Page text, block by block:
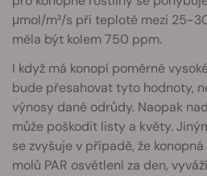
μmol/m²/s při teplotě mezi 25-
měla být kolem 750 ppm.
I když má konopí poměrně
bude přesahovat tyto hodnoty,
výnosy dané odrůdy. Naopak
může poškodit listy a květy.
se zvyšuje v případě, že
molů PAR osvětlení za den,